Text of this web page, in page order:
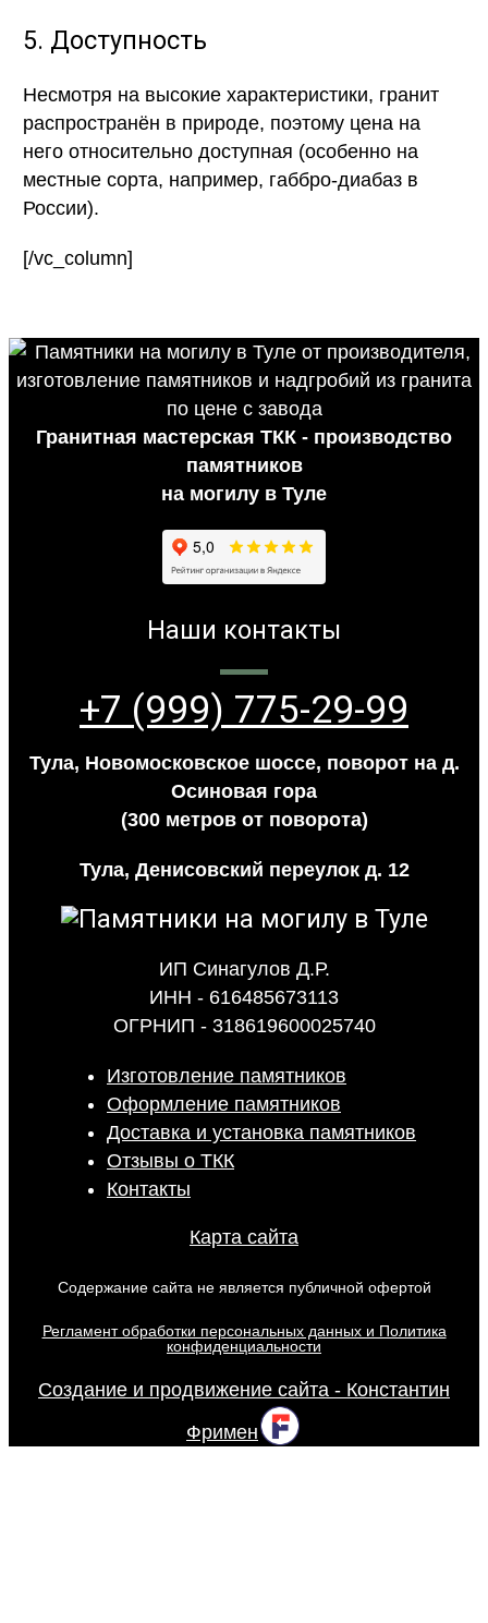
5. Доступность
Несмотря на высокие характеристики, гранит
распространён в природе, поэтому цена на
него относительно доступная (особенно на
местные сорта, например, габбро-диабаз в
России).
[/vc_column]
Гранитная мастерская ТКК - производство
памятников
на могилу в Туле
Наши контакты
+7 (999) 775-29-99
Тула, Новомосковское шоссе, поворот на д.
Осиновая гора
(300 метров от поворота)
Тула, Денисовский переулок д. 12
ИП Синагулов Д.Р.
ИНН - 616485673113
ОГРНИП - 318619600025740
Изготовление памятников
Оформление памятников
Доставка и установка памятников
Отзывы о ТКК
Контакты
Карта сайта
Содержание сайта не является публичной офертой
Регламент обработки персональных данных и Политика
конфиденциальности
Создание и продвижение сайта - Константин
Фримен